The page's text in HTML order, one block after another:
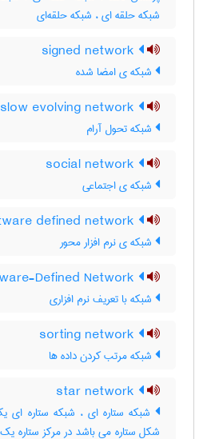
شبکه حلقه ای ، شبکه حلقه‌ای
شبکه ی امضا شده
شبکه تحول آرام
شبکه ی اجتماعی
شبکه ی نرم افزار محور
شبکه با تعریف نرم افزاری
شبکه مرتب کردن داده ها
شبکه ستاره ای ، شبکه ستاره